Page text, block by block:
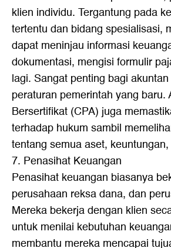
klien individu. Tergantung pada
tertentu dan bidang spesialisasi,
dapat meninjau informasi
dokumentasi, mengisi formulir
lagi. Sangat penting bagi
peraturan pemerintah yang baru.
Bersertifikat (CPA) juga
terhadap hukum sambil
tentang semua aset,
7. Penasihat Keuangan
Penasihat keuangan biasanya
perusahaan reksa dana, dan
Mereka bekerja dengan klien
untuk menilai kebutuhan
membantu mereka mencapai